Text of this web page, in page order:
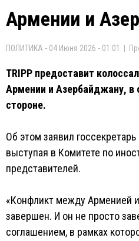
Армении и
ПОЛИТИКА - 04 Июня 2026 - 01:01 |
TRIPP предоставит
Армении и Азербайджану, в
стороне.
Об этом заявил
выступая в Комитете по
представителей.
«Конфликт между Арменией
завершен. И он не просто
соглашением, в рамках